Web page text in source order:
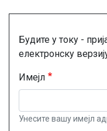
Будите у току -
електронску
Имејл
Унесите вашу имејл